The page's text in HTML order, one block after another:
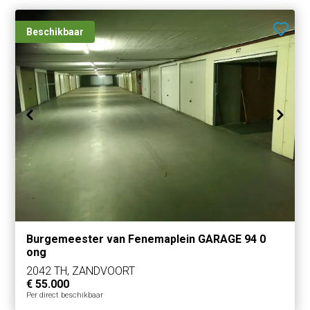
Beschikbaar
Burgemeester van Fenemaplein GARAGE 94 0
ong
2042 TH, ZANDVOORT
€ 55.000
Per direct beschikbaar